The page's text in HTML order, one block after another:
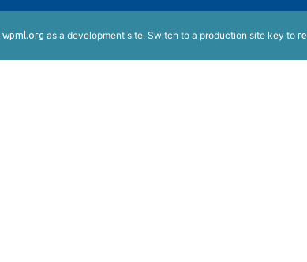
wpml.org as a development site. Switch to a production site key to